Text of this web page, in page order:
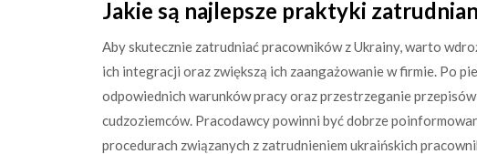
Jakie są najlepsze praktyki
Aby skutecznie zatrudniać pracowników z Ukrainy, warto
ich integracji oraz zwiększą ich zaangażowanie w firmie. Po
odpowiednich warunków pracy oraz przestrzeganie
cudzoziemców. Pracodawcy powinni być dobrze
procedurach związanych z zatrudnieniem ukraińskich